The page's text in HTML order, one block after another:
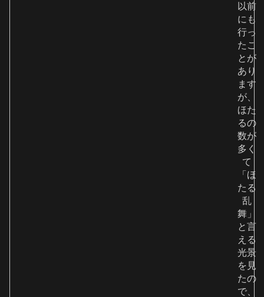
以前
にも
行っ
たこ
とが
あり
ます
が、
ほた
るの
数が
多く
て
「ほ
たる
乱
舞」
と言
える
光景
を見
たの
で、